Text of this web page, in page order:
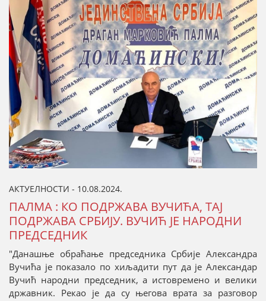
АКТУЕЛНОСТИ - 10.08.2024.
ПАЛМА : КО ПОДРЖАВА ВУЧИЋА, ТАЈ
ПОДРЖАВА СРБИЈУ. ВУЧИЋ ЈЕ НАРОДНИ
ПРЕДСЕДНИК
"Данашње обраћање председника Србије Александра
Вучића је показало по хиљадити пут да је Александар
Вучић народни председник, а истовремено и велики
државник. Рекао је да су његова врата за разговор